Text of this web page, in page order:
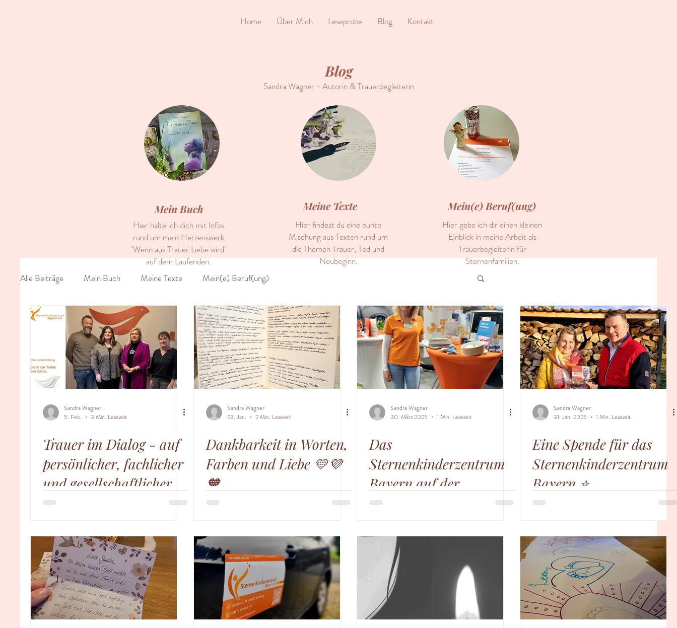
Home Über Mich Leseprobe Blog Kontakt
Alle Beiträge Mein Buch Meine Texte Mein(e) Beruf(ung)
Sandra Wagner
5. Feb.
3 Min. Lesezeit
Trauer im Dialog - auf
persönlicher, fachlicher
und gesellschaftlicher
Ebene
Sandra Wagner
23. Jan.
2 Min. Lesezeit
Dankbarkeit in Worten,
Farben und Liebe 💛💜
🧡
Sandra Wagner
30. März 2025
1 Min. Lesezeit
Das
Sternenkinderzentrum
Bayern auf der
Bamberger
Sandra Wagner
31. Jan. 2025
1 Min. Lesezeit
Eine Spende für das
Sternenkinderzentrum
Bayern ⭐️
Blog
Sandra Wagner - Autorin & Trauerbegleiterin
Mein Buch
Hier halte ich dich mit Infos
rund um mein Herzenswerk
"Wenn aus Trauer Liebe wird"
auf dem Laufenden.
Meine Texte
Hier findest du eine bunte
Mischung aus Texten rund um
die Themen Trauer, Tod und
Neubeginn.
Mein(e) Beruf(ung)
Hier gebe ich dir einen kleinen
Einblick in meine Arbeit als
Trauerbegleiterin für
Sternenfamilien.